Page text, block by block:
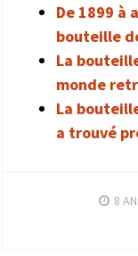
De 1899 à
bouteille
La
monde
La
a trouvé
8